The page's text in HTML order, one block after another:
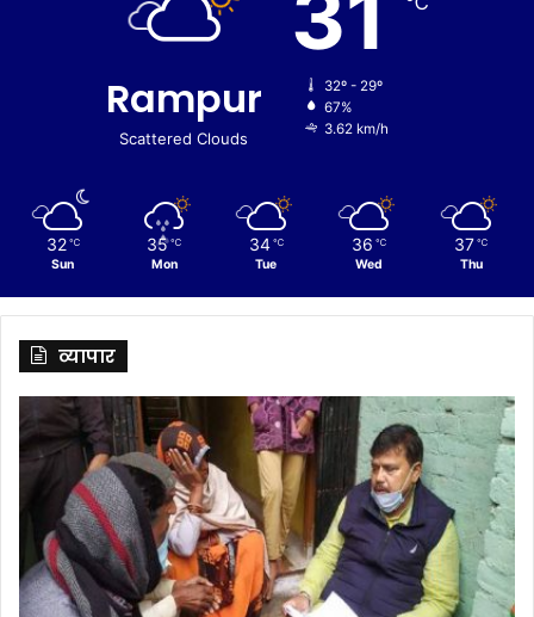
Rampur
Scattered Clouds
32º - 29º
67%
3.62 km/h
32 ℃
Sun
35 ℃
Mon
34 ℃
Tue
36 ℃
Wed
37 ℃
Thu
व्यापार